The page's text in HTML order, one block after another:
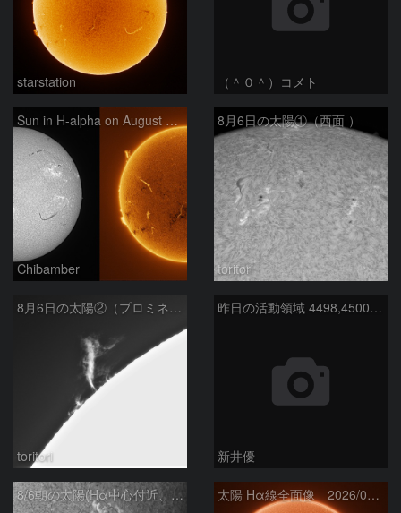
starstation （＾０＾）コメト
Sun in H-alpha on August 6, 2026
Chibamber
8月6日の太陽①（西面 ）
toritori
8月6日の太陽②（プロミネン北東縁 ）
toritori
昨日の活動領域 4498,4500：2026/08/05
新井優
8/6朝の太陽(Hα中心付近、4498、4502付近) 太陽 Hα線全面像 2026/08/06